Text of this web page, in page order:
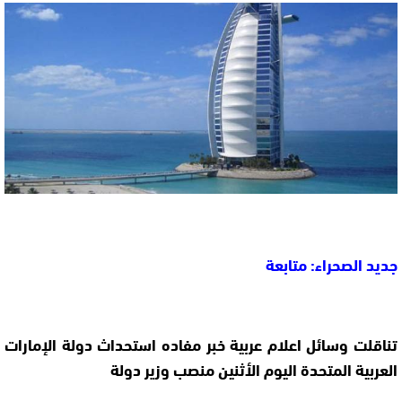
جديد الصحراء: متابعة
تناقلت وسائل اعلام عربية خبر مفاده استحداث دولة الإمارات
العربية المتحدة اليوم الأثنين منصب وزير دولة